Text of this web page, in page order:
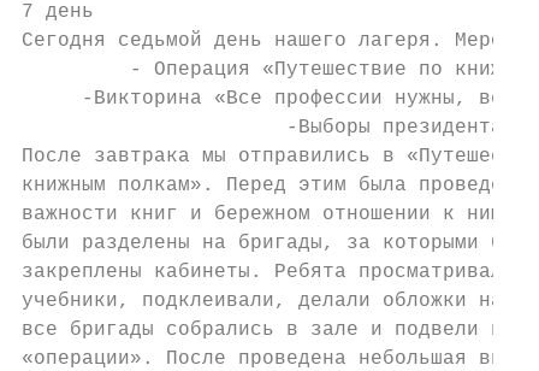
7 день
Сегодня седьмой день нашего лагеря.
- Операция «Путешествие по
-Викторина «Все профессии нужны, все
                      -Выборы президента.
После завтрака мы отправились в
книжным полкам». Перед этим была проведена
важности книг и бережном отношении к ним.
были разделены на бригады, за которыми были
закреплены кабинеты. Ребята просматривали
учебники, подклеивали, делали обложки на
все бригады собрались в зале и подвели
«операции». После проведена небольшая